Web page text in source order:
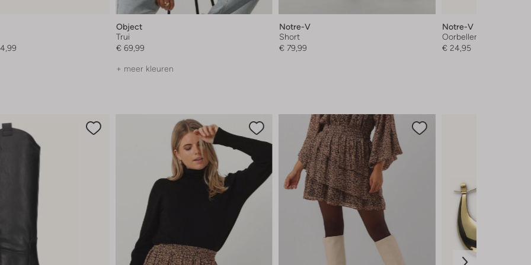
Object
Trui
€ 69,99
+ meer kleuren
Notre-V
Short
€ 79,99
Notre-V
Oorbellen
€ 24,95